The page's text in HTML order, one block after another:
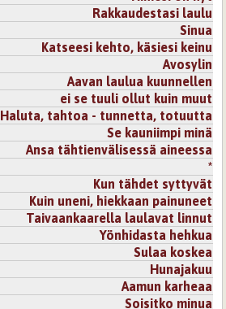
Rakkaudestasi laulu
Sinua
Katseesi kehto, käsiesi keinu
Avosylin
Aavan laulua kuunnellen
ei se tuuli ollut kuin muut
Haluta, tahtoa - tunnetta, totuutta
Se kauniimpi minä
Ansa tähtienvälisessä aineessa
*
Kun tähdet syttyvät
Kuin uneni, hiekkaan painuneet
Taivaankaarella laulavat linnut
Yönhidasta hehkua
Sulaa koskea
Hunajakuu
Aamun karheaa
Soisitko minua